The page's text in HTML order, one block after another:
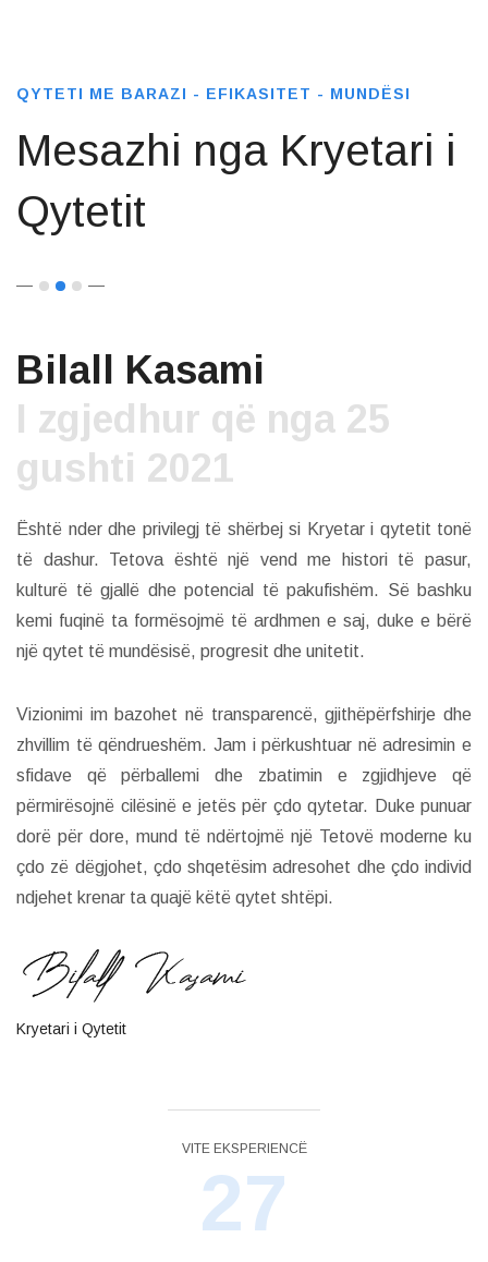
QYTETI ME BARAZI - EFIKASITET - MUNDËSI
Mesazhi nga Kryetari i
Qytetit
Bilall Kasami
I zgjedhur që nga 25
gushti 2021
Është nder dhe privilegj të shërbej si Kryetar i qytetit tonë
të dashur. Tetova është një vend me histori të pasur,
kulturë të gjallë dhe potencial të pakufishëm. Së bashku
kemi fuqinë ta formësojmë të ardhmen e saj, duke e bërë
një qytet të mundësisë, progresit dhe unitetit.
Vizionimi im bazohet në transparencë, gjithëpërfshirje dhe
zhvillim të qëndrueshëm. Jam i përkushtuar në adresimin e
sfidave që përballemi dhe zbatimin e zgjidhjeve që
përmirësojnë cilësinë e jetës për çdo qytetar. Duke punuar
dorë për dore, mund të ndërtojmë një Tetovë moderne ku
çdo zë dëgjohet, çdo shqetësim adresohet dhe çdo individ
ndjehet krenar ta quajë këtë qytet shtëpi.
Kryetari i Qytetit
VITE EKSPERIENCË
27